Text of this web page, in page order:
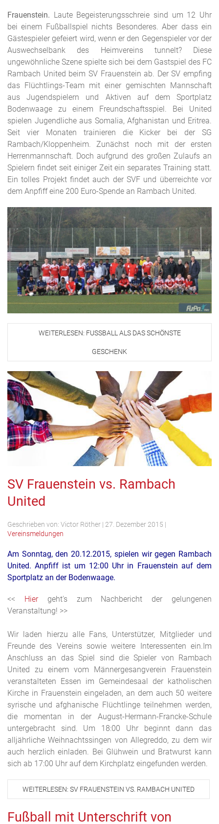
Frauenstein. Laute Begeisterungsschreie sind um 12 Uhr
bei einem Fußballspiel nichts Besonderes. Aber dass ein
Gästespieler gefeiert wird, wenn er den Gegenspieler vor der
Auswechselbank des Heimvereins tunnelt? Diese
ungewöhnliche Szene spielte sich bei dem Gastspiel des FC
Rambach United beim SV Frauenstein ab. Der SV empfing
das Flüchtlings-Team mit einer gemischten Mannschaft
aus Jugendspielern und Aktiven auf dem Sportplatz
Bodenwaage zu einem Freundschaftsspiel. Bei United
spielen Jugendliche aus Somalia, Afghanistan und Eritrea.
Seit vier Monaten trainieren die Kicker bei der SG
Rambach/Kloppenheim. Zunächst noch mit der ersten
Herrenmannschaft. Doch aufgrund des großen Zulaufs an
Spielern findet seit einiger Zeit ein separates Training statt.
Ein tolles Projekt findet auch der SVF und überreichte vor
dem Anpfiff eine 200 Euro-Spende an Rambach United.
WEITERLESEN: FUSSBALL ALS DAS SCHÖNSTE G
ESCHENK
SV Frauenstein vs. Rambach
United
Geschrieben von: Victor Röther | 27. Dezember 2015 |
Vereinsmeldungen
Am Sonntag, den 20.12.2015, spielen wir gegen Rambach
United. Anpfiff ist um 12:00 Uhr in Frauenstein auf dem
Sportplatz an derBodenwaage.
<< Hier geht's zum Nachbericht der gelungenen
Veranstaltung! >>
Wir laden hierzu alle Fans, Unterstützer, Mitglieder und
Freunde des Vereins sowie weitere Interessenten ein.Im
Anschluss an das Spiel sind die Spieler von Rambach
United zu einem vom Männergesangverein Frauenstein
veranstalteten Essen im Gemeindesaal der katholischen
Kirche in Frauenstein eingeladen, an dem auch 50 weitere
syrische und afghanische Flüchtlinge teilnehmen werden,
die momentan in der August-Hermann-Francke-Schule
untergebracht sind. Um 18:00 Uhr beginnt dann das
alljährliche Weihnachtssingen von Allegreddo, zu dem wir
auch herzlich einladen. Bei Glühwein und Bratwurst kann
sich ab 17:00 Uhr auf dem Kirchplatz eingefunden werden.
WEITERLESEN: SV FRAUENSTEIN VS. RAMBACH UNITED
Fußball mit Unterschrift von